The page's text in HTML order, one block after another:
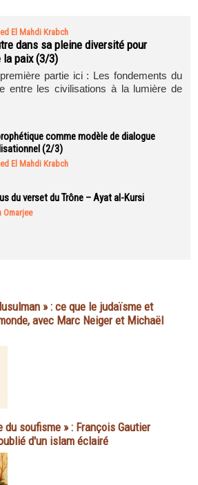
El Mahdi Krabch
dans sa pleine diversité pour
paix (3/3)
partie ici : Les fondements du
entre les civilisations à la lumière de
comme modèle de dialogue
(2/3)
El Mahdi Krabch
du verset du Trône – Ayat al-Kursi
Omarjee
» : ce que le judaïsme et
avec Marc Neiger et Michaël
du soufisme » : François Gautier
d'un islam éclairé